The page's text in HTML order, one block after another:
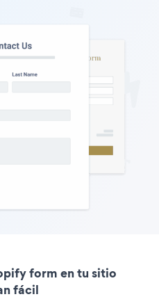
form en tu sitio
fácil